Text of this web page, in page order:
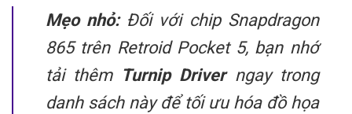
Mẹo nhỏ:Đối với chip Snapdragon
865 trên Retroid Pocket 5, bạn nhớ
tải thêm Turnip Driverngay trong
danh sách này để tối ưu hóa đồ họa